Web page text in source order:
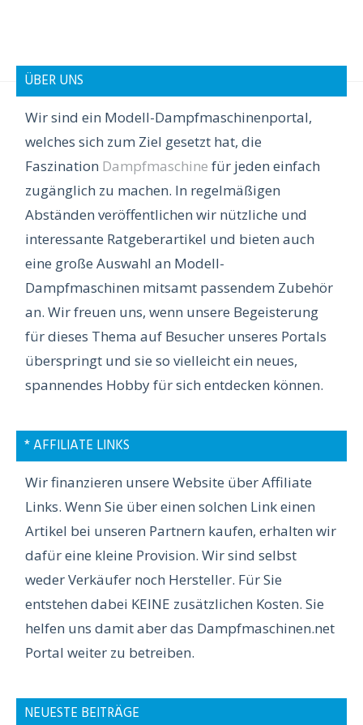
ÜBER UNS
Wir sind ein Modell-Dampfmaschinenportal,
welches sich zum Ziel gesetzt hat, die
Faszination Dampfmaschine für jeden einfach
zugänglich zu machen. In regelmäßigen
Abständen veröffentlichen wir nützliche und
interessante Ratgeberartikel und bieten auch
eine große Auswahl an Modell-
Dampfmaschinen mitsamt passendem Zubehör
an. Wir freuen uns, wenn unsere Begeisterung
für dieses Thema auf Besucher unseres Portals
überspringt und sie so vielleicht ein neues,
spannendes Hobby für sich entdecken können.
* AFFILIATE LINKS
Wir finanzieren unsere Website über Affiliate
Links. Wenn Sie über einen solchen Link einen
Artikel bei unseren Partnern kaufen, erhalten wir
dafür eine kleine Provision. Wir sind selbst
weder Verkäufer noch Hersteller. Für Sie
entstehen dabei KEINE zusätzlichen Kosten. Sie
helfen uns damit aber das Dampfmaschinen.net
Portal weiter zu betreiben.
NEUESTE BEITRÄGE